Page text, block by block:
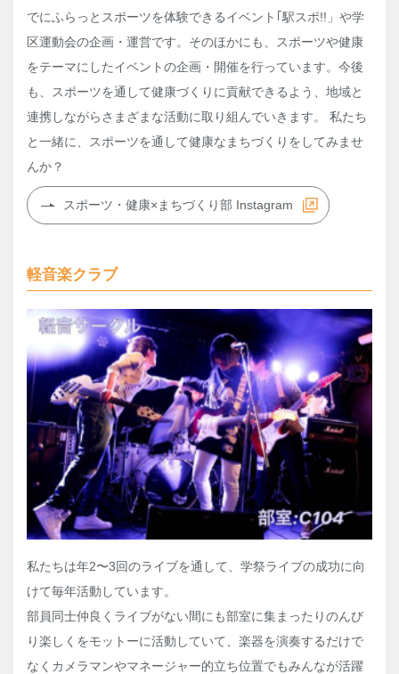
でにふらっとスポーツを体験できるイベント｢駅スポ!!」や学
区運動会の企画・運営です。そのほかにも、スポーツや健康
をテーマにしたイベントの企画・開催を行っています。今後
も、スポーツを通して健康づくりに貢献できるよう、地域と
連携しながらさまざまな活動に取り組んでいきます。 私たち
と一緒に、スポーツを通して健康なまちづくりをしてみませ
んか？
スポーツ・健康×まちづくり部 Instagram
軽音楽クラブ
私たちは年2〜3回のライブを通して、学祭ライブの成功に向
けて毎年活動しています。
部員同士仲良くライブがない間にも部室に集まったりのんび
り楽しくをモットーに活動していて、楽器を演奏するだけで
なくカメラマンやマネージャー的立ち位置でもみんなが活躍